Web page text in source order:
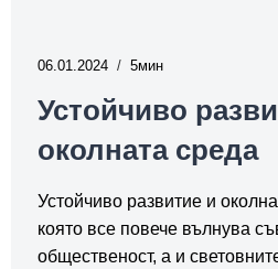
06.01.2024 5
Устойчиво
околната среда
Устойчиво развитие и
която все повече вълнува
общественост, а и